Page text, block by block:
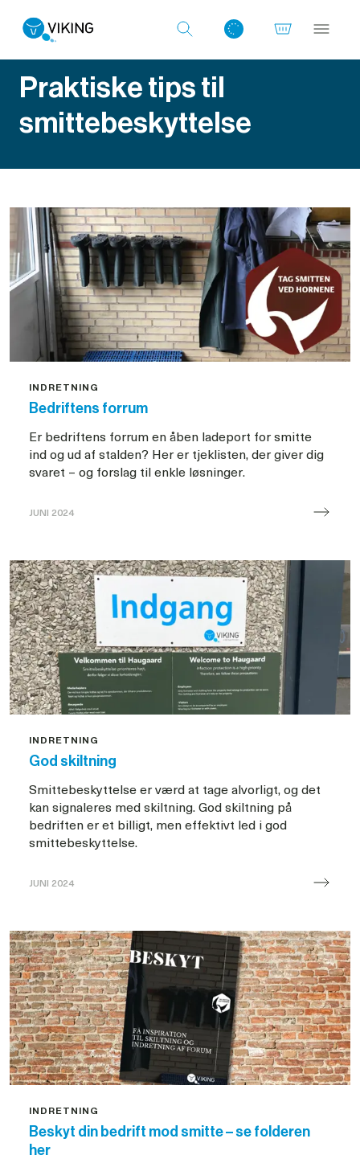
Log ind med det samme
Praktiske tips til
smittebeskyttelse
INDRETNING
Bedriftens forrum
Er bedriftens forrum en åben ladeport for smitte
ind og ud af stalden? Her er tjeklisten, der giver dig
svaret – og forslag til enkle løsninger.
JUNI 2024
forrum
INDRETNING
God skiltning
Smittebeskyttelse er værd at tage alvorligt, og det
kan signaleres med skiltning. God skiltning på
bedriften er et billigt, men effektivt led i god
smittebeskyttelse.
JUNI 2024
skiltning
INDRETNING
Beskyt din bedrift mod smitte – se folderen
her